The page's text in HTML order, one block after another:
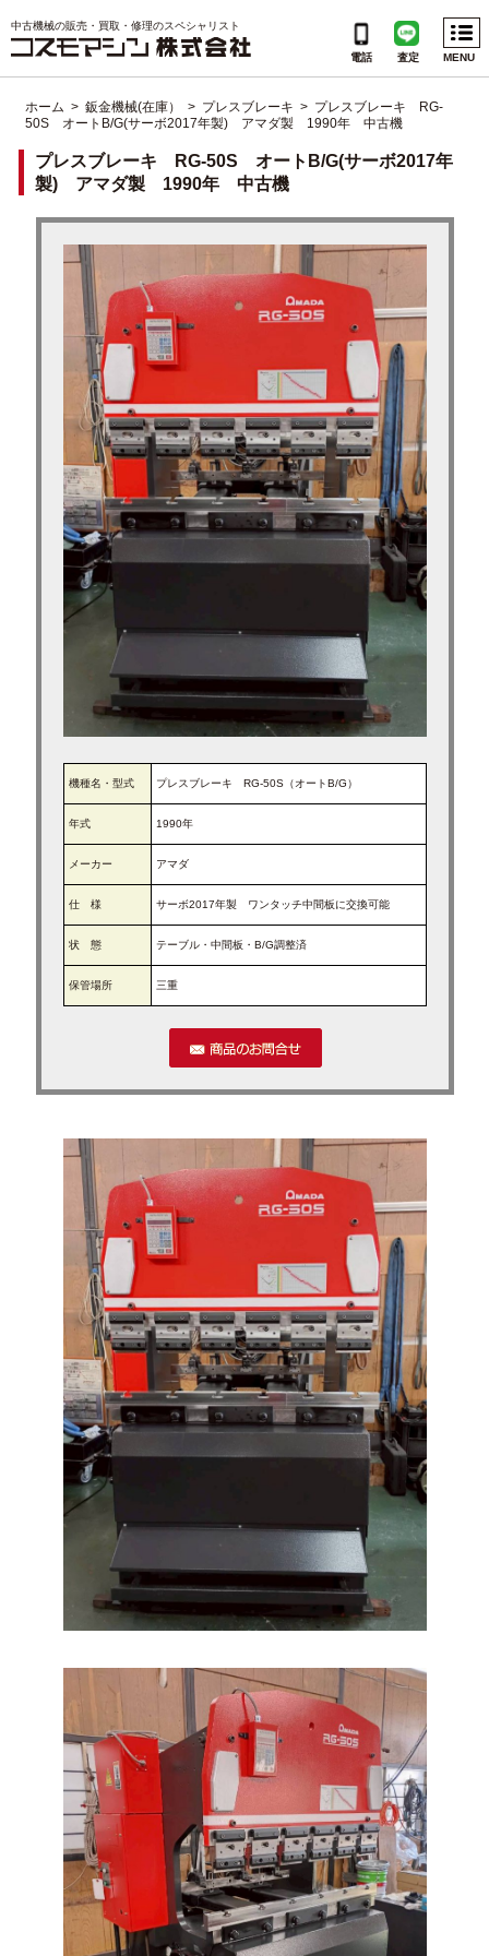
Menu
CATEGORIES
INFORMATION
個人情報保護方針
ご利用規約
サイトマップ
よくある質問
求人募集
ブログ
中古機械の販売・買取・修理のスペシャリスト
電話 査定
ホーム > 鈑金機械(在庫） > プレスブレーキ > プレスブレーキ RG-
50S オートB/G(サーボ2017年製) アマダ製 1990年 中古機
プレスブレーキ RG-50S オートB/G(サーボ2017年
製) アマダ製 1990年 中古機
機種名・型式 プレスブレーキ RG-50S（オートB/G）
年式 1990年
メーカー アマダ
仕 様 サーボ2017年製 ワンタッチ中間板に交換可能
状 態 テーブル・中間板・B/G調整済
保管場所 三重
MENU